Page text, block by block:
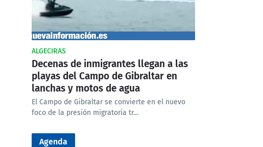
ALGECIRAS
Decenas de inmigrantes llegan a las
playas del Campo de Gibraltar en
lanchas y motos de agua
El Campo de Gibraltar se convierte en el nuevo
foco de la presión migratoria tr…
Agenda